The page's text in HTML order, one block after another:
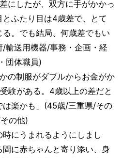
にしたが、双方に手がかかっ
ふたり目は4歳差で、とて
。でも結局、何歳差でもい
輸送用機器/事務・企画・経
団体職員)
の制服がダブルからお金がか
験がある。4歳以上の差だと
は楽かも」(45歳/三重県/その
の他)
時にうまれるようにしまし
に赤ちゃんと寄り添い、身